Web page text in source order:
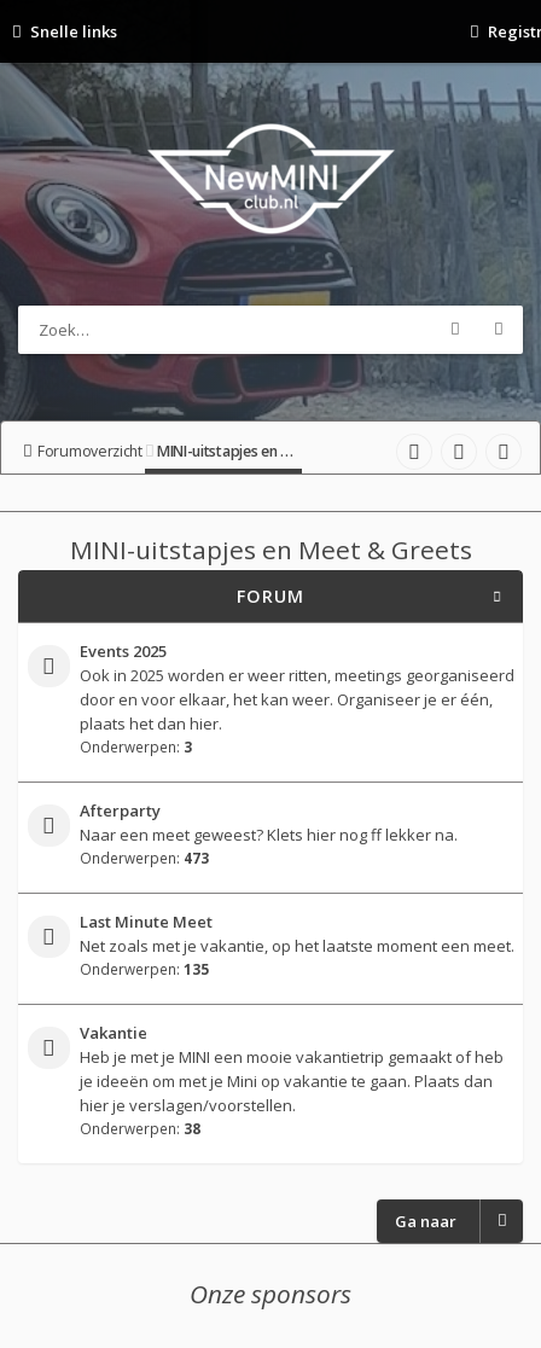
Snelle links
Forumoverzicht MINI-uitstapjes en Meet & Greets
MINI-uitstapjes en Meet & Greets
FORUM
Events 2025
Ook in 2025 worden er weer ritten, meetings georganiseerd
door en voor elkaar, het kan weer. Organiseer je er één,
plaats het dan hier.
Onderwerpen: 3
Afterparty
Naar een meet geweest? Klets hier nog ff lekker na.
Onderwerpen: 473
Last Minute Meet
Net zoals met je vakantie, op het laatste moment een meet.
Onderwerpen: 135
Vakantie
Heb je met je MINI een mooie vakantietrip gemaakt of heb
je ideeën om met je Mini op vakantie te gaan. Plaats dan
hier je verslagen/voorstellen.
Onderwerpen: 38
Ga naar
Onze sponsors